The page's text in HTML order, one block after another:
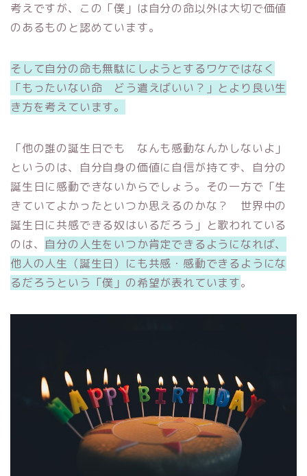
考えですが、この「僕」は自分の命以外は大切で価値
のあるものと認めています。
そして自分の命も無駄にしようとするワケではなく
「もったいない命 どう遣えばいい？」とより良い生
き方を考えています。
「他の誰の誕生日でも なんも感動なんかしないよ」
というのは、自分自身の価値に自信が持てず、自分の
誕生日に感動できないからでしょう。その一方で「生
きていてよかったといつか思えるのかな？ 世界中の
誕生日に共感できる奴はいるだろう」と歌われている
のは、 自分の人生をいつか肯定できるようになれば、
他人の人生（誕生日）にも共感・感動できるようにな
るだろうという「僕」の希望が表れています。